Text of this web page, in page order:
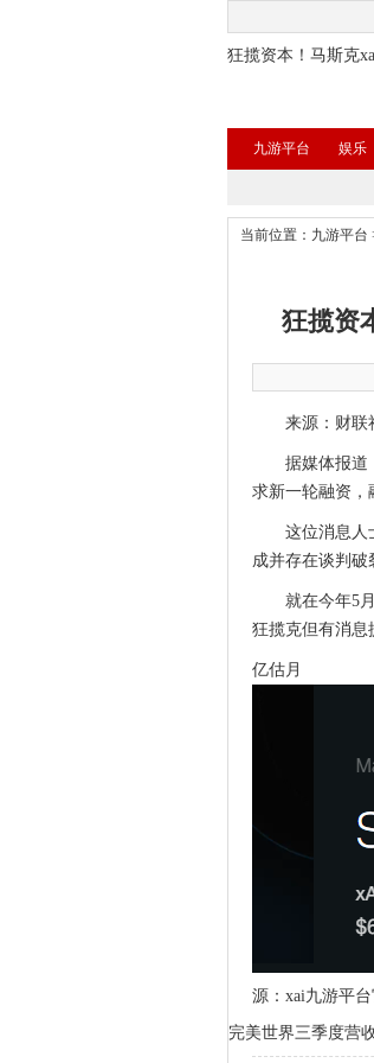
狂揽资本！马斯克
九游平台 娱乐
当前位置： 九游平台
狂揽资
来源：财联
据媒体报道，
求新一轮融资，
这位消息人士
成并存在谈判破
就在今年5月
狂揽克但有消息
亿估月
源：xai九游平台
完美世界三季度营